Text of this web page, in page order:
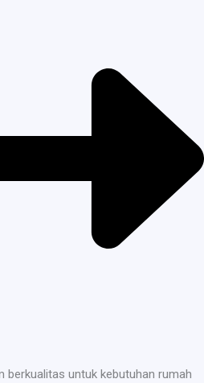
berkualitas untuk kebutuhan rumah